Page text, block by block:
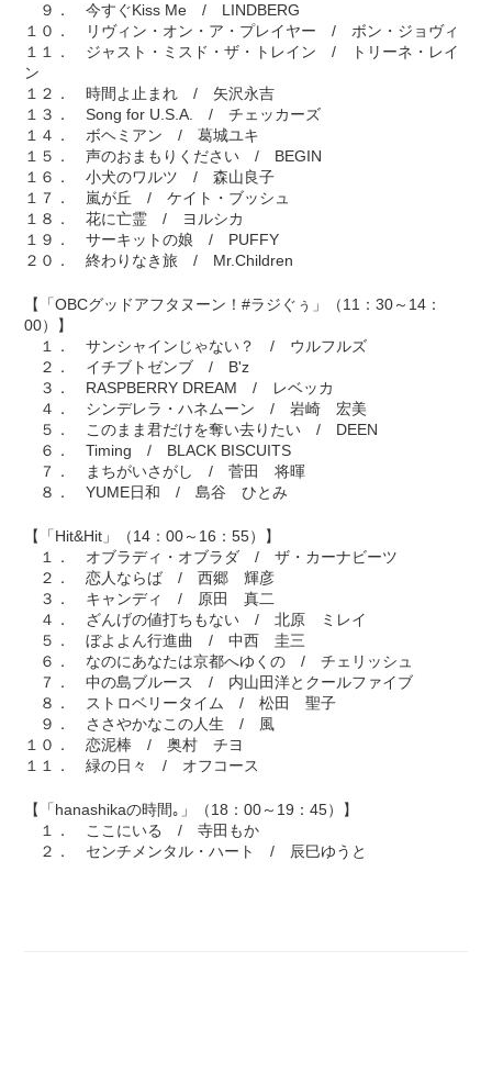
９． 今すぐKiss Me / LINDBERG
１０． リヴィン・オン・ア・プレイヤー / ボン・ジョヴィ
１１． ジャスト・ミスド・ザ・トレイン / トリーネ・レイ
ン
１２． 時間よ止まれ / 矢沢永吉
１３． Song for U.S.A. / チェッカーズ
１４． ボヘミアン / 葛城ユキ
１５． 声のおまもりください / BEGIN
１６． 小犬のワルツ / 森山良子
１７． 嵐が丘 / ケイト・ブッシュ
１８． 花に亡霊 / ヨルシカ
１９． サーキットの娘 / PUFFY
２０． 終わりなき旅 / Mr.Children
【「OBCグッドアフタヌーン！#ラジぐぅ」（11：30～14：
00）】
１． サンシャインじゃない？ / ウルフルズ
２． イチブトゼンブ / B'z
３． RASPBERRY DREAM / レベッカ
４． シンデレラ・ハネムーン / 岩崎 宏美
５． このまま君だけを奪い去りたい / DEEN
６． Timing / BLACK BISCUITS
７． まちがいさがし / 菅田 将暉
８． YUME日和 / 島谷 ひとみ
【「Hit&Hit」（14：00～16：55）】
１． オブラディ・オブラダ / ザ・カーナビーツ
２． 恋人ならば / 西郷 輝彦
３． キャンディ / 原田 真二
４． ざんげの値打ちもない / 北原 ミレイ
５． ぼよよん行進曲 / 中西 圭三
６． なのにあなたは京都へゆくの / チェリッシュ
７． 中の島ブルース / 内山田洋とクールファイブ
８． ストロベリータイム / 松田 聖子
９． ささやかなこの人生 / 風
１０． 恋泥棒 / 奥村 チヨ
１１． 緑の日々 / オフコース
【「hanashikaの時間｡」（18：00～19：45）】
１． ここにいる / 寺田もか
２． センチメンタル・ハート / 辰巳ゆうと